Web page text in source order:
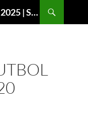
Chandal Atletico de Madrid 2024 2025 | SuperVigo